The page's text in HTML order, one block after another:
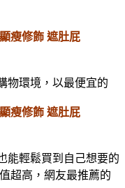
瘦修飾 遮肚屁
物環境，以最便宜的
瘦修飾 遮肚屁
能輕鬆買到自己想要的
超高，網友最推薦的